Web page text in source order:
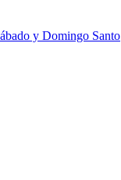
y Domingo Santo